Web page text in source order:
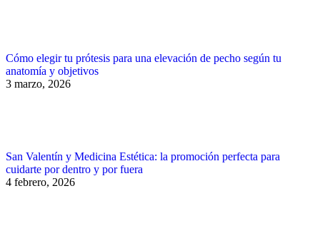
Cómo elegir tu prótesis para una elevación de pecho según tu
anatomía y objetivos
3 marzo, 2026
San Valentín y Medicina Estética: la promoción perfecta para
cuidarte por dentro y por fuera
4 febrero, 2026